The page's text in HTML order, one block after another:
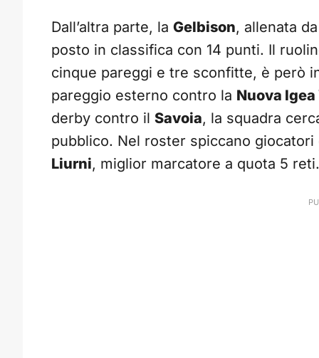
Dall’altra parte, la Gelbison, allenata da
posto in classifica con 14 punti. Il
cinque pareggi e tre sconfitte, è però
pareggio esterno contro la Nuova
derby contro il Savoia, la squadra
pubblico. Nel roster spiccano
Liurni, miglior marcatore a quota 5 reti.